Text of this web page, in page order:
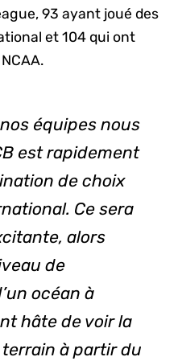
93 ayant joué des
et 104 qui ont
équipes nous
est rapidement
de choix
Ce sera
alors
de
océan à
hâte de voir la
à partir du